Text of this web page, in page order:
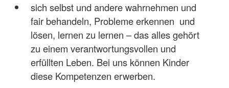
sich selbst und andere wahrnehmen und
fair behandeln, Probleme erkennen und
lösen, lernen zu lernen – das alles gehört
zu einem verantwortungsvollen und
erfüllten Leben. Bei uns können Kinder
diese Kompetenzen erwerben.